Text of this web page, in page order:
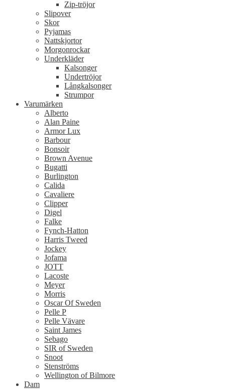
Zip-tröjor
Slipover
Skor
Pyjamas
Nattskjortor
Morgonrockar
Underkläder
Kalsonger
Undertröjor
Långkalsonger
Strumpor
Varumärken
Alberto
Alan Paine
Armor Lux
Barbour
Bonsoir
Brown Avenue
Bugatti
Burlington
Calida
Cavaliere
Clipper
Digel
Falke
Fynch-Hatton
Harris Tweed
Jockey
Jofama
JOTT
Lacoste
Meyer
Morris
Oscar Of Sweden
Pelle P
Pelle Vävare
Saint James
Sebago
SIR of Sweden
Snoot
Stenströms
Wellington of Bilmore
Dam